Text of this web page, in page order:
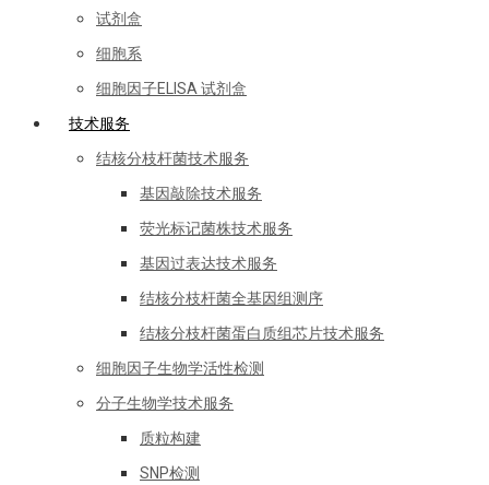
试剂盒
细胞系
细胞因子ELISA 试剂盒
技术服务
结核分枝杆菌技术服务
基因敲除技术服务
荧光标记菌株技术服务
基因过表达技术服务
结核分枝杆菌全基因组测序
结核分枝杆菌蛋白质组芯片技术服务
细胞因子生物学活性检测
分子生物学技术服务
质粒构建
SNP检测